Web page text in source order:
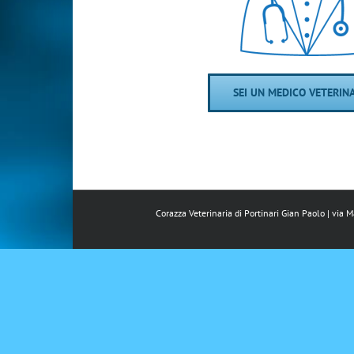
SEI UN MEDICO
Corazza Veterinaria di Portinari Gian Paolo | via